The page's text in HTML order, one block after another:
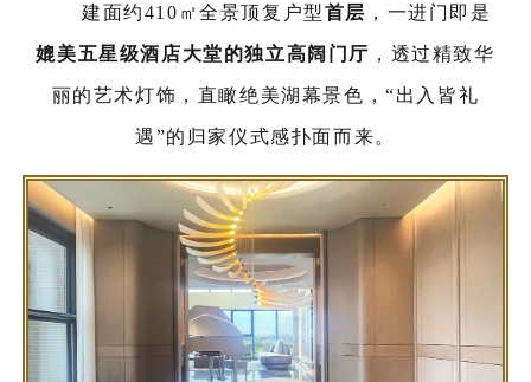
建面约410㎡全景顶复户型首层 ，一进门即是
媲美五星级酒店大堂的独立高阔门厅 ，透过精致华
丽的艺术灯饰，直瞰绝美湖幕景色，“出入皆礼
遇”的归家仪式感扑面而来。